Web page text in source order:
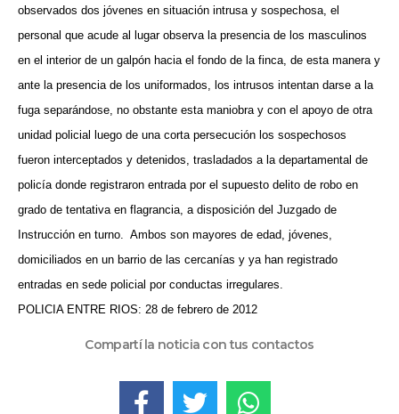
observados dos jóvenes en situación intrusa y sospechosa, el
personal que acude al lugar observa la presencia de los masculinos
en el interior de un galpón hacia el fondo de la finca, de esta manera y
ante la presencia de los uniformados, los intrusos intentan darse a la
fuga separándose, no obstante esta maniobra y con el apoyo de otra
unidad policial luego de una corta persecución los sospechosos
fueron interceptados y detenidos, trasladados a la departamental de
policía donde registraron entrada por el supuesto delito de robo en
grado de tentativa en flagrancia, a disposición del Juzgado de
Instrucción en turno.
Ambos son mayores de edad, jóvenes,
domiciliados en un barrio de las cercanías y ya han registrado
entradas en sede policial por conductas irregulares.
POLICIA ENTRE RIOS: 28 de febrero de 2012
Compartí la noticia con tus contactos